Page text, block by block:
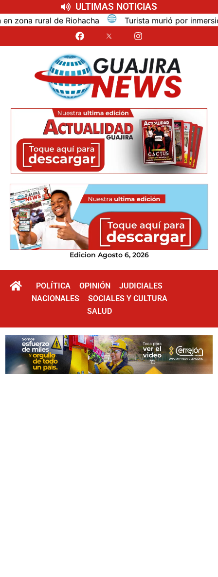
ULTIMAS NOTICIAS
rural de Riohacha Turista murió por inmersión
Edicion Agosto 6, 2026
POLÍTICA OPINIÓN
JUDICIALES
NACIONALES
SOCIALES Y CULTURA
SALUD